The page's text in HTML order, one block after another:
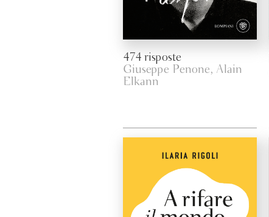
474 risposte
Giuseppe Penone, Alain
Elkann